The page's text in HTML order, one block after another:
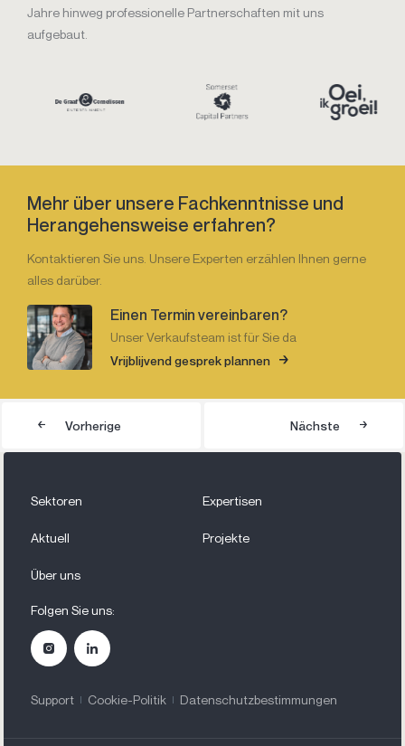
Jahre hinweg professionelle Partnerschaften mit uns
aufgebaut.
Mehr über unsere Fachkenntnisse und
Herangehensweise erfahren?
Kontaktieren Sie uns. Unsere Experten erzählen Ihnen gerne
alles darüber.
Einen Termin vereinbaren?
Unser Verkaufsteam ist für Sie da
Vrijblijvend gesprek plannen
Vorherige Nächste
Sektoren Expertisen
Aktuell Projekte
Über uns
Folgen Sie uns:
Support Cookie-Politik Datenschutzbestimmungen